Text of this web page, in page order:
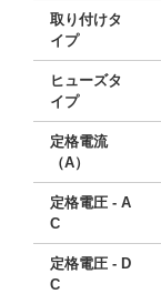
取り付けタ
イプ
ヒューズタ
イプ
定格電流
（A）
定格電圧 - A
C
定格電圧 - D
C